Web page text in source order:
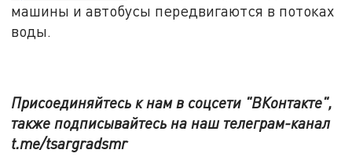
машины и автобусы передвигаются в потоках
воды.
Присоединяйтесь к нам в соцсети "ВКонтакте",
также подписывайтесь на наш телеграм-канал
t.me/tsargradsmr